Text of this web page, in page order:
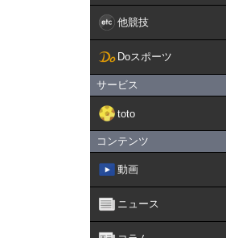
他競技
Doスポーツ
サービス
toto
コンテンツ
動画
ニュース